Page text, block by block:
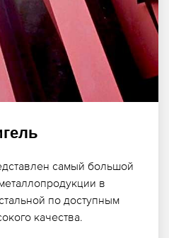
самый большой
в
по доступным
качества.